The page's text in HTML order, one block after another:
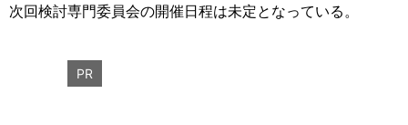
次回検討専門委員会の開催日程は未定となっている。
PR